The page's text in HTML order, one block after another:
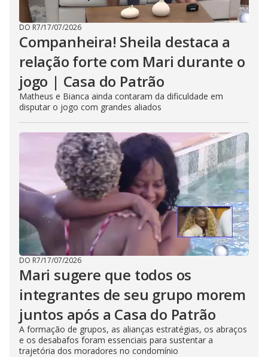
DO R7/17/07/2026
Companheira! Sheila destaca a
relação forte com Mari durante o
jogo | Casa do Patrão
Matheus e Bianca ainda contaram da dificuldade em
disputar o jogo com grandes aliados
DO R7/17/07/2026
Mari sugere que todos os
integrantes de seu grupo morem
juntos após a Casa do Patrão
A formação de grupos, as alianças estratégias, os abraços
e os desabafos foram essenciais para sustentar a
trajetória dos moradores no condomínio